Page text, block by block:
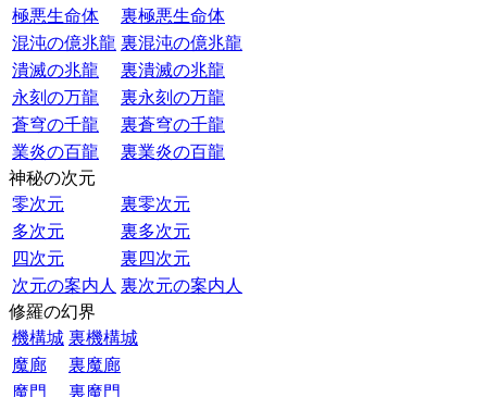
極悪生命体
裏極悪生命体
混沌の億兆龍 裏混沌の億兆龍
潰滅の兆龍
裏潰滅の兆龍
永刻の万龍
裏永刻の万龍
蒼穹の千龍
裏蒼穹の千龍
業炎の百龍
裏業炎の百龍
神秘の次元
零次元
裏零次元
多次元
裏多次元
四次元
裏四次元
次元の案内人 裏次元の案内人
修羅の幻界
機構城 裏機構城
魔廊
裏魔廊
魔門
裏魔門